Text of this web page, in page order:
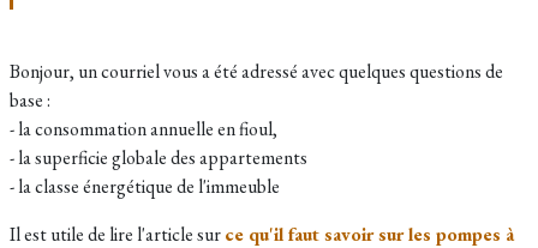
Bonjour, un courriel vous a été adressé avec quelques questions de
base :
- la consommation annuelle en fioul,
- la superficie globale des appartements
- la classe énergétique de l'immeuble
Il est utile de lire l'article surce qu'il faut savoir sur les pompes à